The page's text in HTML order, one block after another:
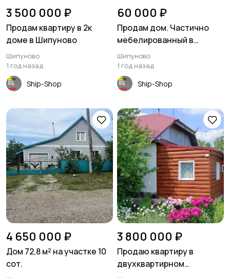
3 500 000 ₽
Продам квартиру в 2к
доме в Шипуново
Шипуново
1 год назад
Ship-Shop
60 000 ₽
Продам дом. Частично
мебелированный в
посёлке Майское утро
Шипуново
1 год назад
Ship-Shop
4 650 000 ₽
Дом 72,8 м² на участке 10
сот.
3 800 000 ₽
Продаю квартиру в
двухквартирном